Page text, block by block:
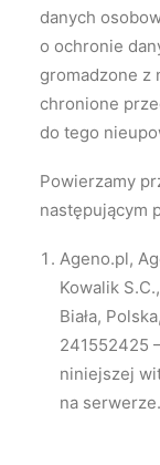
danych
o ochronie
gromadzone z
chronione
do tego
Powierzamy
następującym
Ageno.pl,
Kowalik
Biała,
241552425
niniejszej
na serwerze.